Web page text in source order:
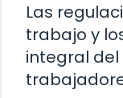
Las
trabajo y
integral